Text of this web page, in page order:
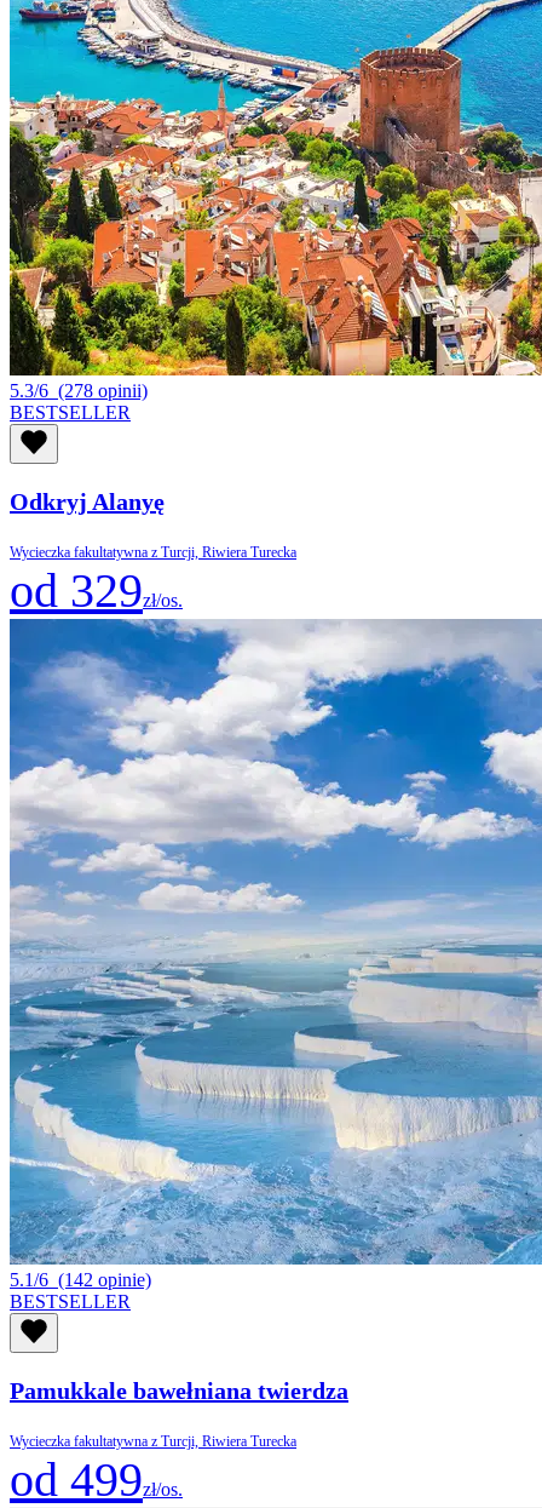
5.3/6 (278 opinii)
BESTSELLER
Odkryj Alanyę
Wycieczka fakultatywna z Turcji, Riwiera Turecka
od 329zł/os.
5.1/6 (142 opinie)
BESTSELLER
Pamukkale bawełniana twierdza
Wycieczka fakultatywna z Turcji, Riwiera Turecka
od 499zł/os.